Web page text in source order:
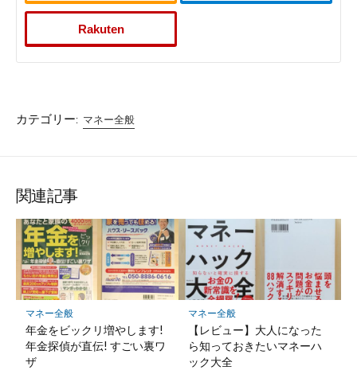
Rakuten
カテゴリー: マネー全般
関連記事
マネー全般
年金をビックリ増やします!
年金探偵が直伝! すごい裏ワ
ザ
マネー全般
【レビュー】大人になった
ら知っておきたいマネーハ
ック大全